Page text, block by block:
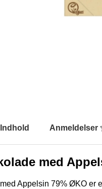
Indhold Anmeldelser
med
Appelsin 79% ØKO er